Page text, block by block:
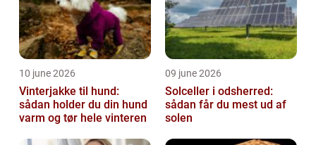
10 june 2026
Vinterjakke til hund:
sådan holder du din hund
varm og tør hele vinteren
09 june 2026
Solceller i odsherred:
sådan får du mest ud af
solen